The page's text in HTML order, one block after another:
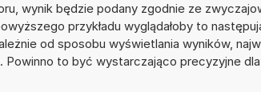
wynik będzie podany zgodnie ze
przykładu wyglądałoby to
od sposobu wyświetlania wyników,
Powinno to być wystarczająco precyzyjne